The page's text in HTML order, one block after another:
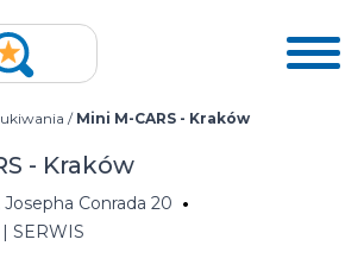
/ Mini M-CARS - Kraków
- Kraków
Josepha Conrada 20
SERWIS